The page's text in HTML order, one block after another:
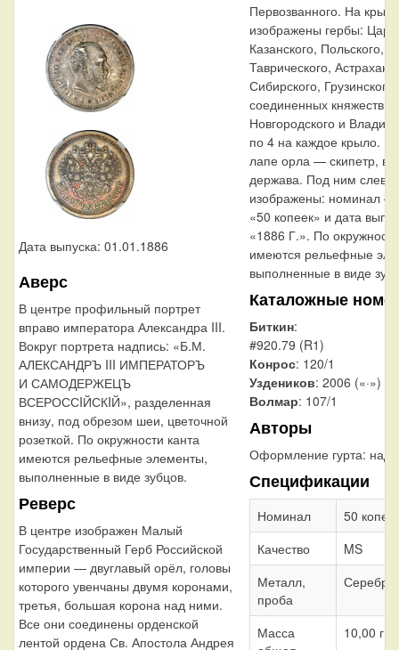
Дата выпуска: 01.01.1886
Аверс
В центре профильный портрет
вправо императора Александра III.
Вокруг портрета надпись: «Б.М.
АЛЕКСАНДРЪ III ИМПЕРАТОРЪ
И САМОДЕРЖЕЦЪ
ВСЕРОССIЙСКIЙ», разделенная
внизу, под обрезом шеи, цветочной
розеткой. По окружности канта
имеются рельефные элементы,
выполненные в виде зубцов.
Реверс
В центре изображен Малый
Государственный Герб Российской
империи — двуглавый орёл, головы
которого увенчаны двумя коронами,
третья, большая корона над ними.
Все они соединены орденской
лентой ордена Св. Апостола Андрея
Первозванного. На
изображены гербы:
Казанского, Польского,
Таврического,
Сибирского, Грузинского
соединенных княжеств
Новгородского и
по 4 на каждое крыло. В
лапе орла — скипетр, в
держава. Под ним слева
изображены: номинал —
«50 копеек» и дата
«1886 Г.». По
имеются рельефные
выполненные в виде
Каталожные
Биткин:
#920.79 (R1)
Конрос: 120/1
Уздеников: 2006 («·»)
Волмар: 107/1
Авторы
Оформление гурта:
Спецификации
Номинал
50
Качество
MS
Металл,
проба
Серебро
Масса
10,00 г